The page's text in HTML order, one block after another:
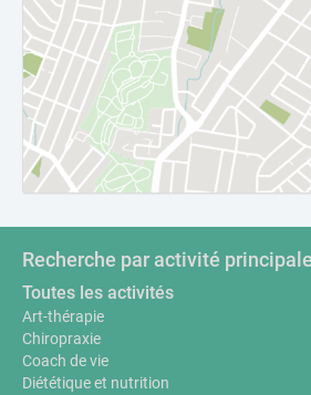
Recherche par activité principale
Toutes les activités
Art-thérapie
Chiropraxie
Coach de vie
Diététique et nutrition